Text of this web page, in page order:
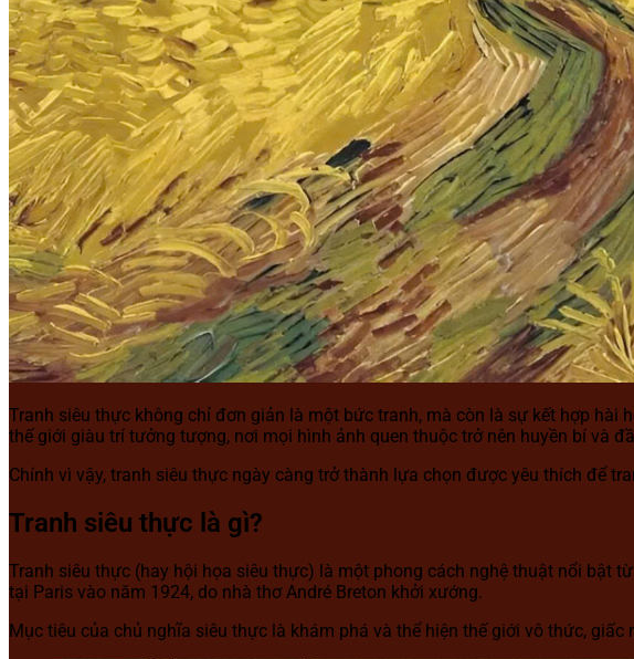
Tranh siêu thực không chỉ đơn giản là một bức tranh, mà còn là sự kết hợp
thế giới giàu trí tưởng tượng, nơi mọi hình ảnh quen thuộc trở nên huyền bí và
Chính vì vậy, tranh siêu thực ngày càng trở thành lựa chọn được yêu thích để
Tranh siêu thực là gì?
Tranh siêu thực (hay hội họa siêu thực) là một phong cách nghệ thuật nổi bật
tại Paris vào năm 1924, do nhà thơ André Breton khởi xướng.
Mục tiêu của chủ nghĩa siêu thực là khám phá và thể hiện thế giới vô thức,